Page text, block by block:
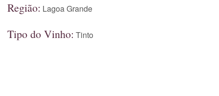
Região: Lagoa Grande
Tipo do Vinho: Tinto